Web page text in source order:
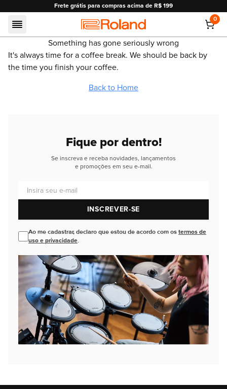
Frete grátis para compras acima de R$ 199
Roland
0
Something has gone seriously wrong
It's always time for a coffee break. We should be back by
the time you finish your coffee.
Back to Home
Fique por dentro!
Se inscreva e receba novidades, lançamentos
e promoções em seu e-mail.
INSCREVER-SE
Ao me cadastrar, declaro que estou de acordo com os termos de
uso e privacidade.